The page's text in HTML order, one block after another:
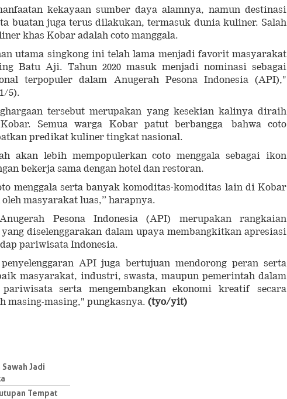
kekayaan sumber daya alamnya, namun destinasi
buatan juga terus dilakukan, termasuk dunia kuliner. Salah
khas Kobar adalah coto manggala.
utama singkong ini telah lama menjadi favorit masyarakat
Batu Aji. Tahun 2020 masuk menjadi nominasi sebagai
terpopuler dalam Anugerah Pesona Indonesia (API),"
5).
tersebut merupakan yang kesekian kalinya diraih
Semua warga Kobar patut berbangga bahwa coto
predikat kuliner tingkat nasional.
akan lebih mempopulerkan coto menggala sebagai ikon
bekerja sama dengan hotel dan restoran.
menggala serta banyak komoditas-komoditas lain di Kobar
masyarakat luas,” harapnya.
Pesona Indonesia (API) merupakan rangkaian
diselenggarakan dalam upaya membangkitkan apresiasi
pariwisata Indonesia.
API juga bertujuan mendorong peran serta
masyarakat, industri, swasta, maupun pemerintah dalam
pariwisata serta mengembangkan ekonomi kreatif secara
masing-masing," pungkasnya. (tyo/yit)
Jadi
Tempat